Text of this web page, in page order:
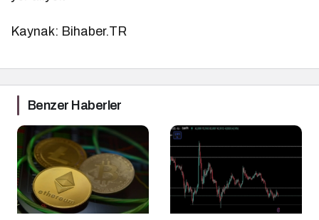
Kaynak: Bihaber.TR
Benzer Haberler